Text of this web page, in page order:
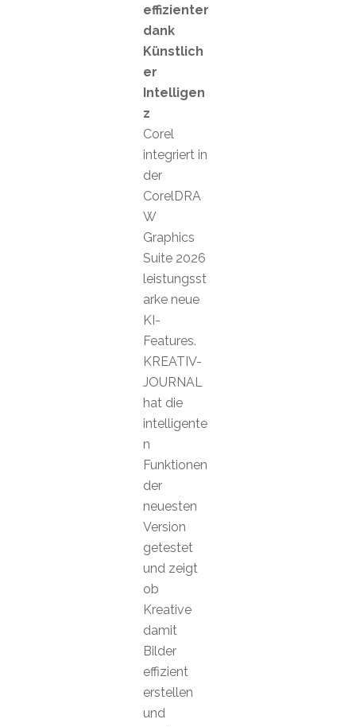
effizienter
dank
Künstlich
er
Intelligen
z
Corel
integriert in
der
CorelDRA
W
Graphics
Suite 2026
leistungsst
arke neue
KI-
Features.
KREATIV-
JOURNAL
hat die
intelligente
n
Funktionen
der
neuesten
Version
getestet
und zeigt
ob
Kreative
damit
Bilder
effizient
erstellen
und